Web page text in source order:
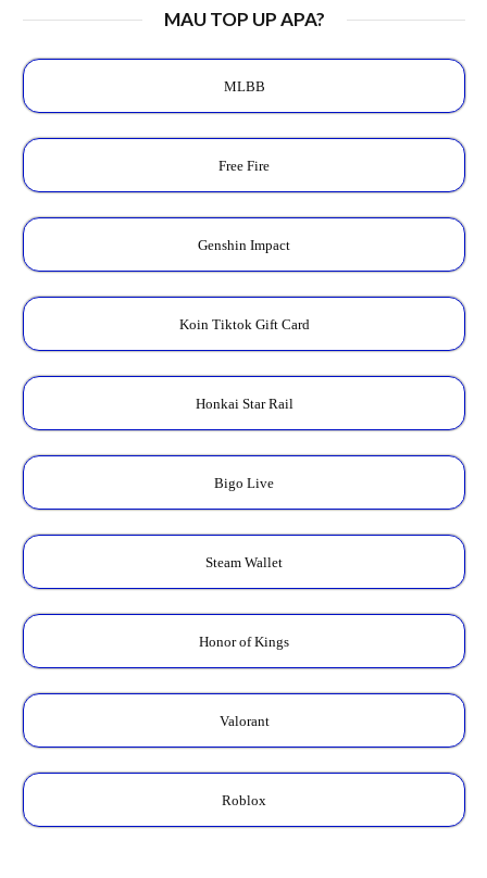
MAU TOP UP APA?
MLBB
Free Fire
Genshin Impact
Koin Tiktok Gift Card
Honkai Star Rail
Bigo Live
Steam Wallet
Honor of Kings
Valorant
Roblox